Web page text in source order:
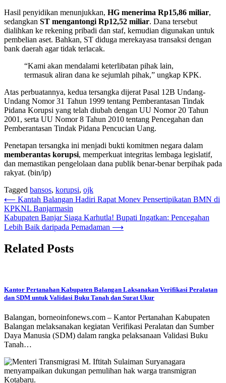
Hasil penyidikan menunjukkan, HG menerima Rp15,86 miliar,
sedangkan ST mengantongi Rp12,52 miliar. Dana tersebut
dialihkan ke rekening pribadi dan staf, kemudian digunakan untuk
pembelian aset. Bahkan, ST diduga merekayasa transaksi dengan
bank daerah agar tidak terlacak.
“Kami akan mendalami keterlibatan pihak lain,
termasuk aliran dana ke sejumlah pihak,” ungkap KPK.
Atas perbuatannya, kedua tersangka dijerat Pasal 12B Undang-
Undang Nomor 31 Tahun 1999 tentang Pemberantasan Tindak
Pidana Korupsi yang telah diubah dengan UU Nomor 20 Tahun
2001, serta UU Nomor 8 Tahun 2010 tentang Pencegahan dan
Pemberantasan Tindak Pidana Pencucian Uang.
Penetapan tersangka ini menjadi bukti komitmen negara dalam
memberantas korupsi, memperkuat integritas lembaga legislatif,
dan memastikan pengelolaan dana publik benar-benar berpihak pada
rakyat. (bin/ip)
Tagged bansos, korupsi, ojk
Navigasi
pos
⟵ Kantah Balangan Hadiri Rapat Monev Pensertipikatan BMN di
KPKNL Banjarmasin
Kabupaten Banjar Siaga Karhutla! Bupati Ingatkan: Pencegahan
Lebih Baik daripada Pemadaman ⟶
Related Posts
Kantor Pertanahan Kabupaten Balangan Laksanakan Verifikasi Peralatan
dan SDM untuk Validasi Buku Tanah dan Surat Ukur
Balangan, borneoinfonews.com – Kantor Pertanahan Kabupaten
Balangan melaksanakan kegiatan Verifikasi Peralatan dan Sumber
Daya Manusia (SDM) dalam rangka pelaksanaan Validasi Buku
Tanah…